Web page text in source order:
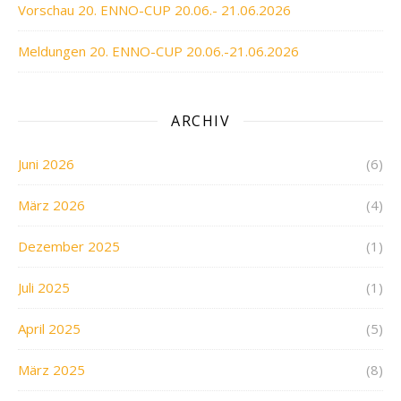
Vorschau 20. ENNO-CUP 20.06.- 21.06.2026
Meldungen 20. ENNO-CUP 20.06.-21.06.2026
ARCHIV
Juni 2026 (6)
März 2026 (4)
Dezember 2025 (1)
Juli 2025 (1)
April 2025 (5)
März 2025 (8)